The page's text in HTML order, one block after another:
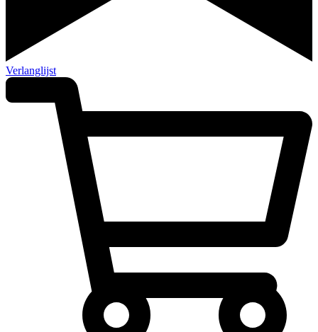
Verlanglijst